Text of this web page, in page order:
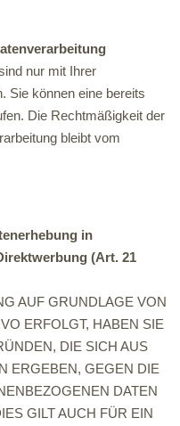
nur mit Ihrer
Sie können eine bereits
Die Rechtmäßigkeit der
bleibt vom
in
(Art. 21
AUF GRUNDLAGE VON
ERFOLGT, HABEN SIE
DIE SICH AUS
ERGEBEN, GEGEN DIE
DATEN
GILT AUCH FÜR EIN